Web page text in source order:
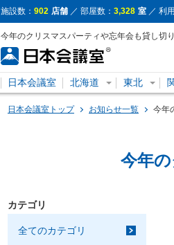
施設数： 902 店舗 ／ 部屋数： 3,328 室 ／ 利
今年のクリスマスパーティや忘年会も貸し切
日本会議室 北海道 東北
日本会議室トップ お知らせ一覧 今年
今年
カテゴリ
全てのカテゴリ